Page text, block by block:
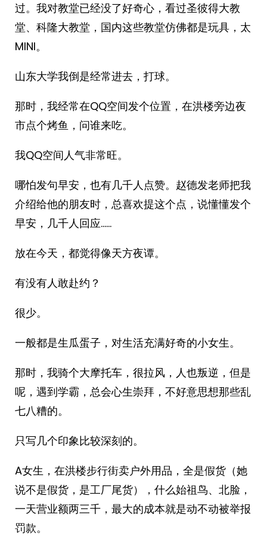
过。我对教堂已经没了好奇心，看过圣彼得大教
堂、科隆大教堂，国内这些教堂仿佛都是玩具，太
MINI。
山东大学我倒是经常进去，打球。
那时，我经常在QQ空间发个位置，在洪楼旁边夜
市点个烤鱼，问谁来吃。
我QQ空间人气非常旺。
哪怕发句早安，也有几千人点赞。赵德发老师把我
介绍给他的朋友时，总喜欢提这个点，说懂懂发个
早安，几千人回应……
放在今天，都觉得像天方夜谭。
有没有人敢赴约？
很少。
一般都是生瓜蛋子，对生活充满好奇的小女生。
那时，我骑个大摩托车，很拉风，人也叛逆，但是
呢，遇到学霸，总会心生崇拜，不好意思想那些乱
七八糟的。
只写几个印象比较深刻的。
A女生，在洪楼步行街卖户外用品，全是假货（她
说不是假货，是工厂尾货），什么始祖鸟、北脸，
一天营业额两三千，最大的成本就是动不动被举报
罚款。